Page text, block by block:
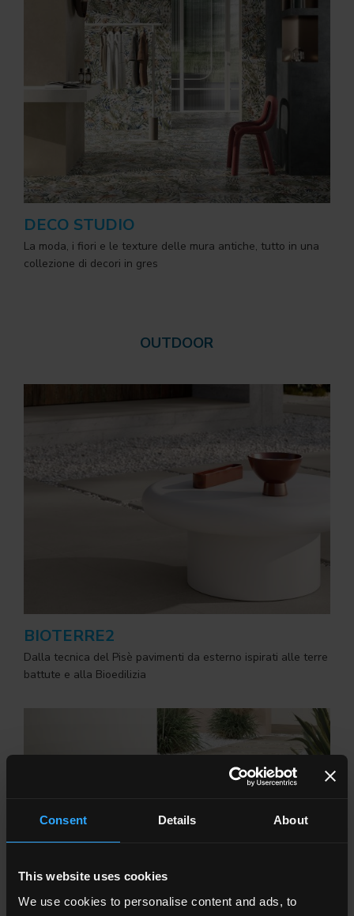
Consent Details About
This website uses cookies
We use cookies to personalise content and ads, to
DECO STUDIO
La moda, i fiori e le texture delle mura antiche, tutto in una
collezione di decori in gres
OUTDOOR
BIOTERRE2
Dalla tecnica del Pisè pavimenti da esterno ispirati alle terre
battute e alla Bioedilizia